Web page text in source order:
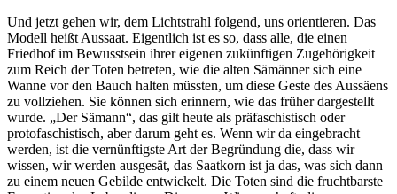
Und jetzt gehen wir, dem Lichtstrahl folgend, uns orientieren. Das
Modell heißt Aussaat. Eigentlich ist es so, dass alle, die einen
Friedhof im Bewusstsein ihrer eigenen zukünftigen Zugehörigkeit
zum Reich der Toten betreten, wie die alten Sämänner sich eine
Wanne vor den Bauch halten müssten, um diese Geste des Aussäens
zu vollziehen. Sie können sich erinnern, wie das früher dargestellt
wurde. „Der Sämann“, das gilt heute als präfaschistisch oder
protofaschistisch, aber darum geht es. Wenn wir da eingebracht
werden, ist die vernünftigste Art der Begründung die, dass wir
wissen, wir werden ausgesät, das Saatkorn ist ja das, was sich dann
zu einem neuen Gebilde entwickelt. Die Toten sind die fruchtbarste